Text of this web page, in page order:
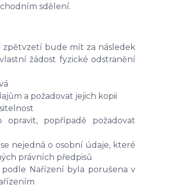
sdělení.
zpětvzetí bude mít za následek
žádost fyzické odstranění
a požadovat jejich kopii
popřípadě požadovat
nejedná o osobní údaje, které
právních předpisů
Nařízení byla porušena v